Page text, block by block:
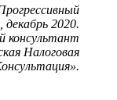
, декабрь 2020.
консультант
Налоговая